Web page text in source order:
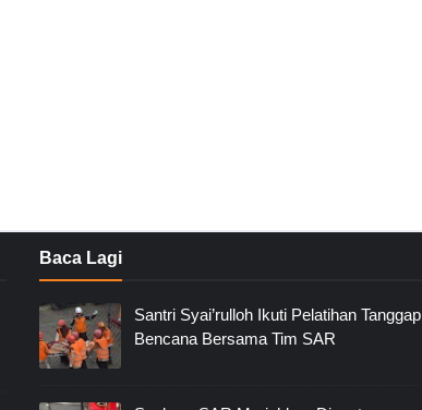
Baca Lagi
Santri Syai’rulloh Ikuti Pelatihan Tanggap
Bencana Bersama Tim SAR